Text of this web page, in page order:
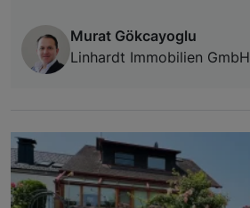
Murat Gökcayoglu
Linhardt Immobilien GmbH